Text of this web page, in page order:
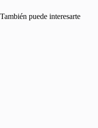
También puede interesarte